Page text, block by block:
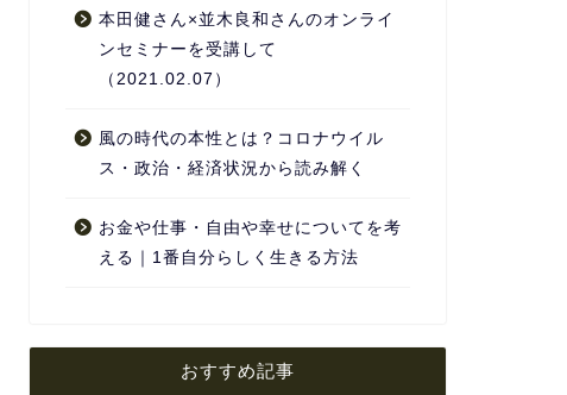
本田健さん×並木良和さんのオンライ
ンセミナーを受講して
（2021.02.07）
風の時代の本性とは？コロナウイル
ス・政治・経済状況から読み解く
お金や仕事・自由や幸せについてを考
える｜1番自分らしく生きる方法
おすすめ記事